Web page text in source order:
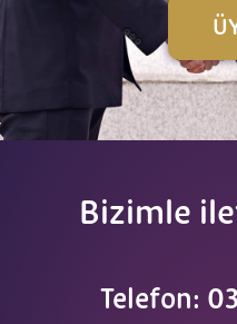
Bizimle
Telefon: